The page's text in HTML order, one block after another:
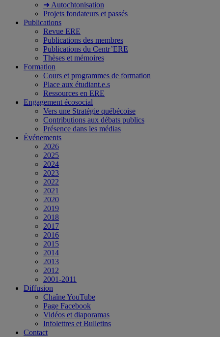
➜ Autochtonisation
Projets fondateurs et passés
Publications
Revue ERE
Publications des membres
Publications du Centr’ERE
Thèses et mémoires
Formation
Cours et programmes de formation
Place aux étudiant.e.s
Ressources en ERE
Engagement écosocial
Vers une Stratégie québécoise
Contributions aux débats publics
Présence dans les médias
Événements
2026
2025
2024
2023
2022
2021
2020
2019
2018
2017
2016
2015
2014
2013
2012
2001-2011
Diffusion
Chaîne YouTube
Page Facebook
Vidéos et diaporamas
Infolettres et Bulletins
Contact